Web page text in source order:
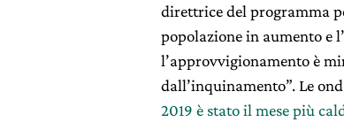
direttrice del programma
popolazione in aumento e
l’approvvigionamento è
dall’inquinamento”. Le
2019 è stato il mese più